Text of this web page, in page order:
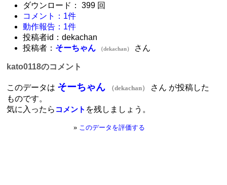
ダウンロード： 399 回
コメント：1件
動作報告：1件
投稿者id：dekachan
投稿者： そーちゃん （dekachan） さん
kato0118のコメント
このデータは そーちゃん （dekachan）
さん が投稿した
ものです。
気に入ったら コメント を残しましょう。
» このデータを評価する